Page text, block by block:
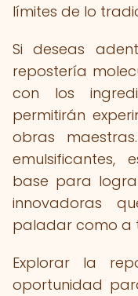
límites de lo
Si deseas
repostería
con los
permitirán
obras
emulsificantes,
base para
innovadoras
paladar como a
Explorar la
oportunidad